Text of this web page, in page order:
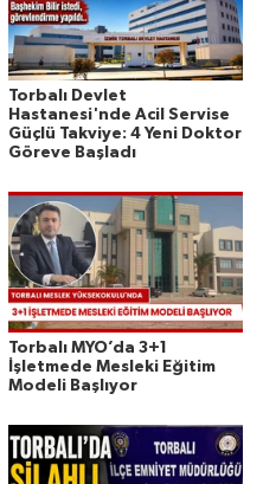
Torbalı Devlet
Hastanesi'nde Acil Servise
Güçlü Takviye: 4 Yeni Doktor
Göreve Başladı
Torbalı MYO’da 3+1
İşletmede Mesleki Eğitim
Modeli Başlıyor